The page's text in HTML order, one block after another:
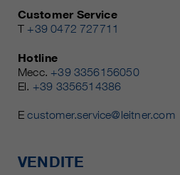
Customer Service
T +39 0472 727711
Hotline
Mecc. +39 3356156050
El. +39 3356514386
Ecustomer.service@leitner.com
VENDITE